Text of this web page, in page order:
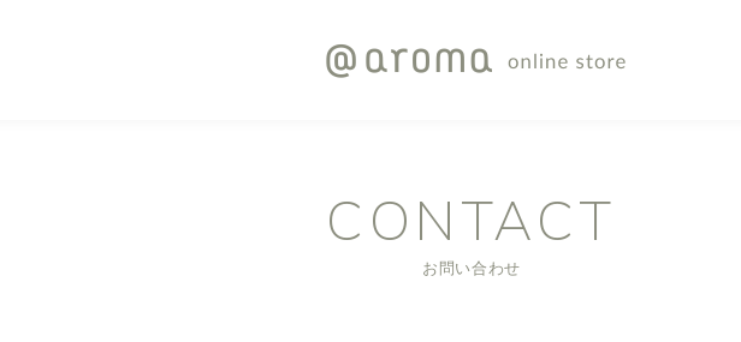
CONTACT
お問い合わせ